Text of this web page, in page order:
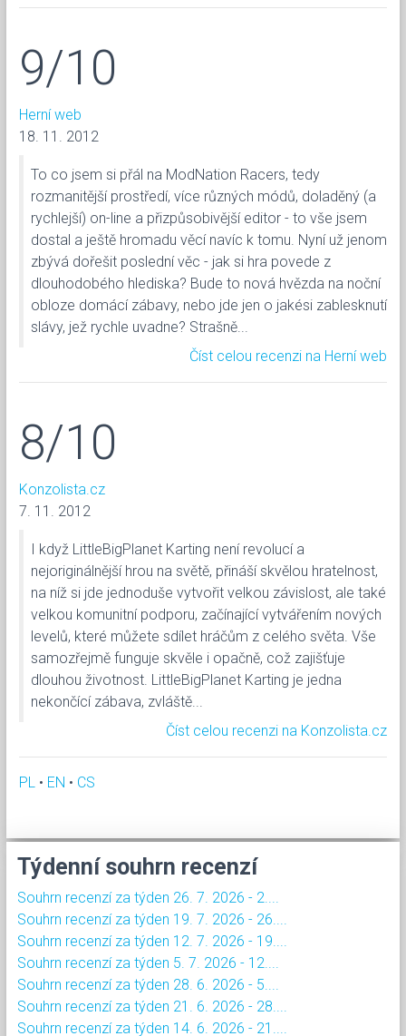
9/10
Herní web
18. 11. 2012
To co jsem si přál na ModNation Racers, tedy
rozmanitější prostředí, více různých módů, doladěný (a
rychlejší) on-line a přizpůsobivější editor - to vše jsem
dostal a ještě hromadu věcí navíc k tomu. Nyní už jenom
zbývá dořešit poslední věc - jak si hra povede z
dlouhodobého hlediska? Bude to nová hvězda na noční
obloze domácí zábavy, nebo jde jen o jakési zablesknutí
slávy, jež rychle uvadne? Strašně...
Číst celou recenzi na Herní web
8/10
Konzolista.cz
7. 11. 2012
I když LittleBigPlanet Karting není revolucí a
nejoriginálnější hrou na světě, přináší skvělou hratelnost,
na níž si jde jednoduše vytvořit velkou závislost, ale také
velkou komunitní podporu, začínající vytvářením nových
levelů, které můžete sdílet hráčům z celého světa. Vše
samozřejmě funguje skvěle i opačně, což zajišťuje
dlouhou životnost. LittleBigPlanet Karting je jedna
nekončící zábava, zvláště...
Číst celou recenzi na Konzolista.cz
PL • EN • CS
Týdenní souhrn recenzí
Souhrn recenzí za týden 26. 7. 2026 - 2....
Souhrn recenzí za týden 19. 7. 2026 - 26....
Souhrn recenzí za týden 12. 7. 2026 - 19....
Souhrn recenzí za týden 5. 7. 2026 - 12....
Souhrn recenzí za týden 28. 6. 2026 - 5....
Souhrn recenzí za týden 21. 6. 2026 - 28....
Souhrn recenzí za týden 14. 6. 2026 - 21....